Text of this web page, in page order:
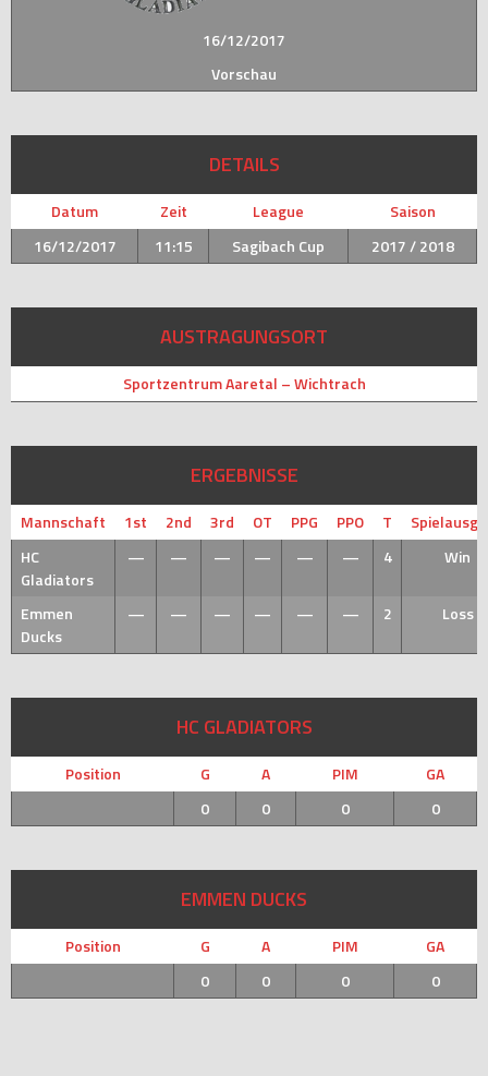
16/12/2017
Vorschau
DETAILS
Datum Zeit League
Saison
16/12/2017
11:15 Sagibach Cup 2017 / 2018
AUSTRAGUNGSORT
Sportzentrum Aaretal – Wichtrach
ERGEBNISSE
Mannschaft 1st 2nd 3rd OT PPG PPO T
HC
Gladiators
— — — — — — 4 Win
Emmen
Ducks
— — — — — — 2 Loss
HC GLADIATORS
Position G A PIM
GA
0
0 0 0
EMMEN DUCKS
Position G A PIM
GA
0
0 0 0